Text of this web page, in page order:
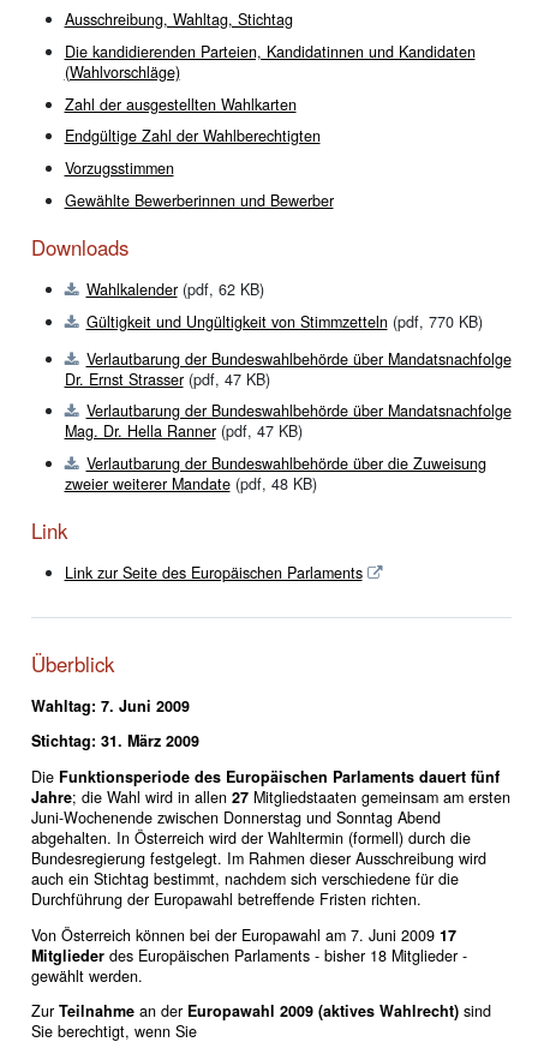
Ausschreibung, Wahltag, Stichtag
Die kandidierenden Parteien, Kandidatinnen und Kandidaten
(Wahlvorschläge)
Zahl der ausgestellten Wahlkarten
Endgültige Zahl der Wahlberechtigten
Vorzugsstimmen
Gewählte Bewerberinnen und Bewerber
Downloads
Wahlkalender(pdf, 62 KB)
Gültigkeit und Ungültigkeit von Stimmzetteln(pdf, 770 KB)
Verlautbarung der Bundeswahlbehörde über Mandatsnachfolge
Dr. Ernst Strasser(pdf, 47 KB)
Verlautbarung der Bundeswahlbehörde über Mandatsnachfolge
Mag. Dr. Hella Ranner(pdf, 47 KB)
Verlautbarung der Bundeswahlbehörde über die Zuweisung
zweier weiterer Mandate(pdf, 48 KB)
Link
Link zur Seite des Europäischen Parlaments
Überblick
Wahltag: 7. Juni 2009
Stichtag: 31. März 2009
Die Funktionsperiode des Europäischen Parlaments dauert fünf
Jahre; die Wahl wird in allen 27Mitgliedstaaten gemeinsam am ersten
Juni-Wochenende zwischen Donnerstag und Sonntag Abend
abgehalten. In Österreich wird der Wahltermin (formell) durch die
Bundesregierung festgelegt. Im Rahmen dieser Ausschreibung wird
auch ein Stichtag bestimmt, nachdem sich verschiedene für die
Durchführung der Europawahl betreffende Fristen richten.
Von Österreich können bei der Europawahl am 7. Juni 2009 17
Mitgliederdes Europäischen Parlaments - bisher 18 Mitglieder -
gewählt werden.
Zur Teilnahmean der Europawahl 2009 (aktives Wahlrecht)sind
Sie berechtigt, wenn Sie